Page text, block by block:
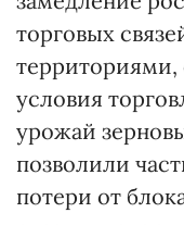
торговых
территориями,
условия
урожай
позволили
потери от